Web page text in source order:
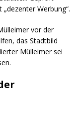
Werbung“.
vor der
das Stadtbild
Mülleimer sei